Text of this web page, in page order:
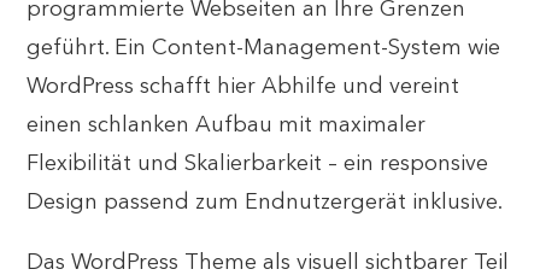
programmierte Webseiten an Ihre Grenzen
geführt. Ein Content-Management-System wie
WordPress schafft hier Abhilfe und vereint
einen schlanken Aufbau mit maximaler
Flexibilität und Skalierbarkeit – ein responsive
Design passend zum Endnutzergerät inklusive.
Das WordPress Theme als visuell sichtbarer Teil